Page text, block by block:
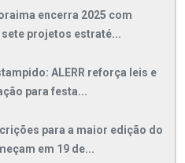
encerra 2025 com
projetos estraté...
ALERR reforça leis e
para festa...
para a maior edição do
em 19 de...